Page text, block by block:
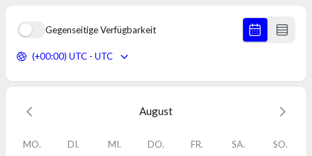
✔️ Konkrete Lösungsansätze und nächste Schritte
So funktioniert’s:
Ich freue mich darauf.
Gegenseitige Verfügbarkeit
(+00:00) UTC - UTC
August
MO. DI. MI. DO. FR. SA. SO.